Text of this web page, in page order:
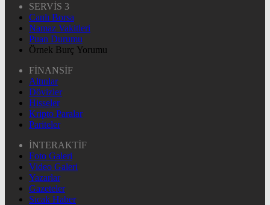
SERVİS 3
Canlı Borsa
Namaz Vakitleri
Puan Durumu
Örnek Burç Yorumu
FİNANSİF
Altınlar
Dövizler
Hisseler
Kripto Paralar
Pariteler
İNTERAKTİF
Foto Galeri
Video Galeri
Yazarlar
Gazeteler
Sıcak Haber